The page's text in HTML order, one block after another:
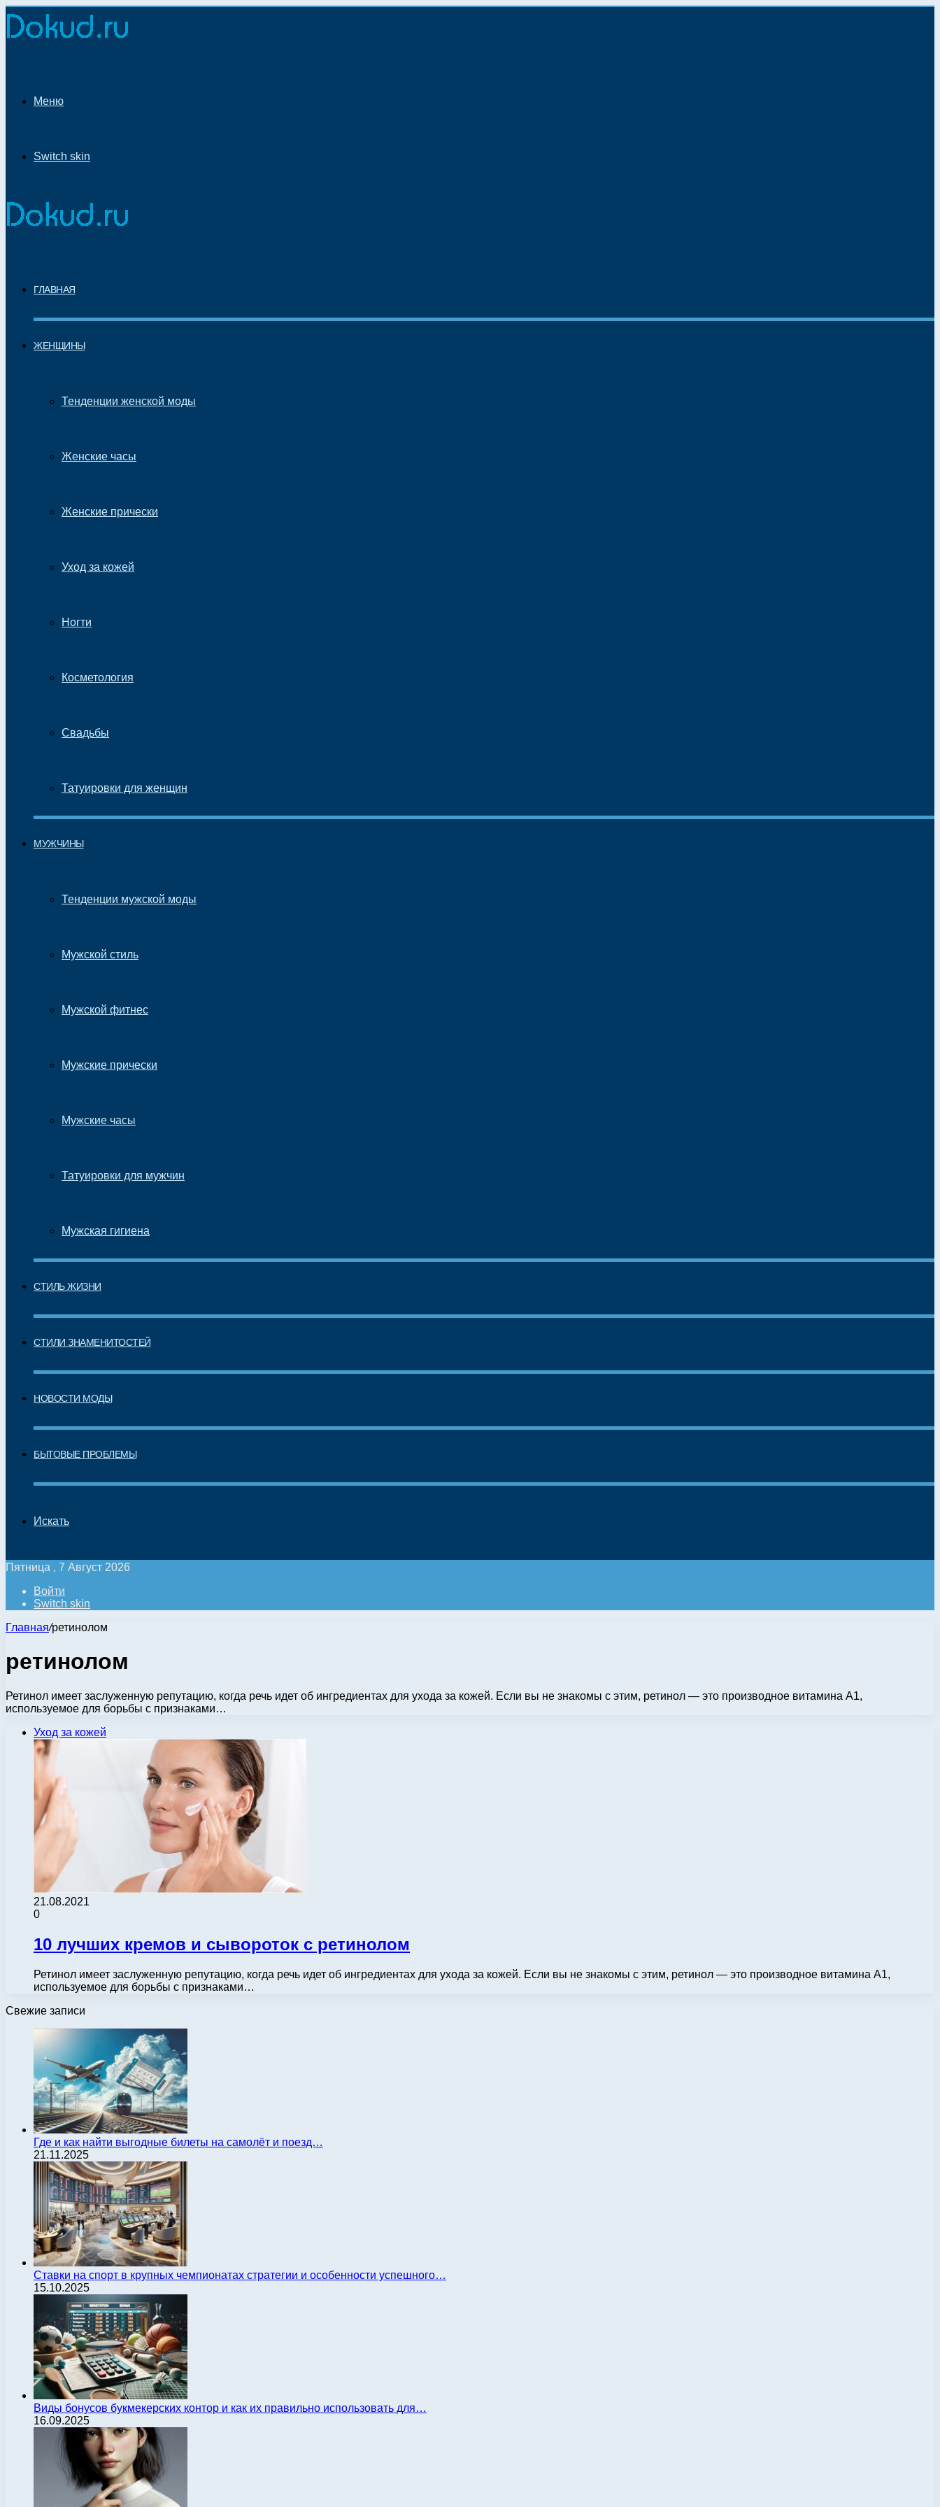
Меню
Switch skin
ГЛАВНАЯ
ЖЕНЩИНЫ
Тенденции женской моды
Женские часы
Женские прически
Уход за кожей
Ногти
Косметология
Свадьбы
Татуировки для женщин
МУЖЧИНЫ
Тенденции мужской моды
Мужской стиль
Мужской фитнес
Мужские прически
Мужские часы
Татуировки для мужчин
Мужская гигиена
СТИЛЬ ЖИЗНИ
СТИЛИ ЗНАМЕНИТОСТЕЙ
НОВОСТИ МОДЫ
БЫТОВЫЕ ПРОБЛЕМЫ
Искать
Пятница , 7 Август 2026
Войти
Switch skin
Главная/ретинолом
ретинолом
Ретинол имеет заслуженную репутацию, когда речь идет об ингредиентах для ухода за кожей. Если вы не знакомы с этим, ретинол — это производное витамина А1,
используемое для борьбы с признаками…
Уход за кожей
21.08.2021
0
10 лучших кремов и сывороток с ретинолом
Ретинол имеет заслуженную репутацию, когда речь идет об ингредиентах для ухода за кожей. Если вы не знакомы с этим, ретинол — это производное витамина А1,
используемое для борьбы с признаками…
Свежие записи
Где и как найти выгодные билеты на самолёт и поезд…
21.11.2025
Ставки на спорт в крупных чемпионатах стратегии и особенности успешного…
15.10.2025
Виды бонусов букмекерских контор и как их правильно использовать для…
16.09.2025